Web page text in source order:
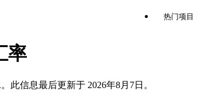
热门项目
率
此信息最后更新于 2026年8月7日。